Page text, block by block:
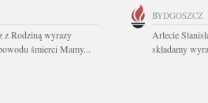
Rodziną wyrazy
śmierci Mamy...
BYDGOSZCZ
Arlecie
składamy